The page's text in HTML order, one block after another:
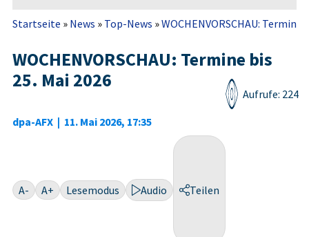
Startseite » News » Top-News »WOCHENVORSCHAU: Termine
WOCHENVORSCHAU: Termine bis
25. Mai 2026
dpa-AFX | 11. Mai 2026, 17:35
Aufrufe: 224
A- A+ Lesemodus Audio Teilen